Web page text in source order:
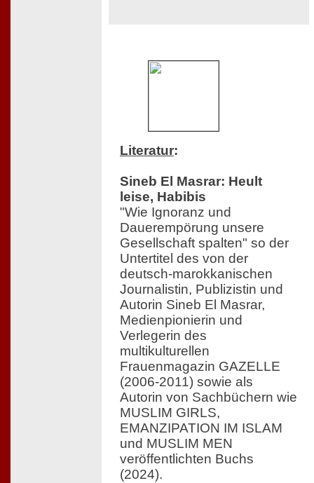
Literatur:
Sineb El Masrar: Heult
leise, Habibis
"Wie Ignoranz und
Dauerempörung unsere
Gesellschaft spalten" so der
Untertitel des von der
deutsch-marokkanischen
Journalistin, Publizistin und
Autorin Sineb El Masrar,
Medienpionierin und
Verlegerin des
multikulturellen
Frauenmagazin GAZELLE
(2006-2011) sowie als
Autorin von Sachbüchern wie
MUSLIM GIRLS,
EMANZIPATION IM ISLAM
und MUSLIM MEN
veröffentlichten Buchs
(2024).